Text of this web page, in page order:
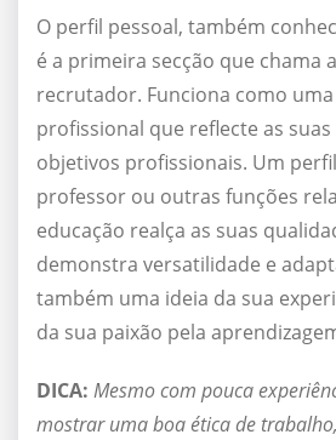
O perfil pessoal, também
é a primeira secção que chama
recrutador. Funciona como
profissional que reflecte as suas
objetivos profissionais. Um
professor ou outras funções
educação realça as suas
demonstra versatilidade e
também uma ideia da sua
da sua paixão pela
DICA: Mesmo com pouca
mostrar uma boa ética de